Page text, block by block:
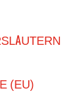
(EU)